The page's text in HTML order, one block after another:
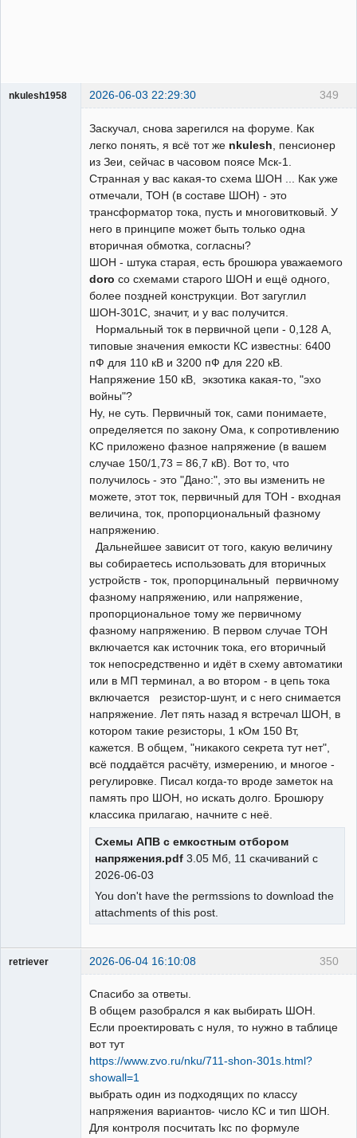
349
nkulesh1958 2026-06-03 22:29:30
Заскучал, снова зарегился на форуме. Как
легко понять, я всё тот же nkulesh , пенсионер
из Зеи, сейчас в часовом поясе Мск-1.
Странная у вас какая-то схема ШОН ... Как уже
отмечали, ТОН (в составе ШОН) - это
трансформатор тока, пусть и многовитковый. У
него в принципе может быть только одна
вторичная обмотка, согласны?
ШОН - штука старая, есть брошюра уважаемого
doro со схемами старого ШОН и ещё одного,
более поздней конструкции. Вот загуглил
ШОН-301С, значит, и у вас получится.
Нормальный ток в первичной цепи - 0,128 А,
типовые значения емкости КС известны: 6400
пФ для 110 кВ и 3200 пФ для 220 кВ.
Напряжение 150 кВ, экзотика какая-то, "эхо
войны"?
Ну, не суть. Первичный ток, сами понимаете,
определяется по закону Ома, к сопротивлению
КС приложено фазное напряжение (в вашем
случае 150/1,73 = 86,7 кВ). Вот то, что
получилось - это "Дано:", это вы изменить не
можете, этот ток, первичный для ТОН - входная
величина, ток, пропорциональный фазному
напряжению.
Дальнейшее зависит от того, какую величину
вы собираетесь использовать для вторичных
устройств - ток, пропорцинальный первичному
фазному напряжению, или напряжение,
пропорциональное тому же первичному
фазному напряжению. В первом случае ТОН
включается как источник тока, его вторичный
ток непосредственно и идёт в схему автоматики
или в МП терминал, а во втором - в цепь тока
включается резистор-шунт, и с него снимается
напряжение. Лет пять назад я встречал ШОН, в
котором такие резисторы, 1 кОм 150 Вт,
кажется. В общем, "никакого секрета тут нет",
всё поддаётся расчёту, измерению, и многое -
регулировке. Писал когда-то вроде заметок на
память про ШОН, но искать долго. Брошюру
классика прилагаю, начните с неё.
Схемы АПВ с емкостным отбором
напряжения.pdf 3.05 Мб, 11 скачиваний с
2026-06-03
You don't have the permssions to download the
attachments of this post.
350
retriever 2026-06-04 16:10:08
Спасибо за ответы.
В общем разобрался я как выбирать ШОН.
Если проектировать с нуля, то нужно в таблице
вот тут
https://www.zvo.ru/nku/711-shon-301s.html?
showall=1
выбрать один из подходящих по классу
напряжения вариантов- число КС и тип ШОН.
Для контроля посчитать Iкс по формуле